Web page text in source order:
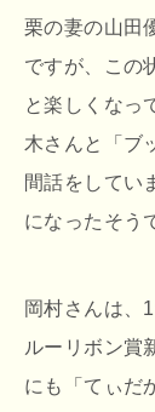
栗の妻の山田
ですが、この
と楽しくなっ
木さんと「ブ
間話をしてい
になったそう
岡村さんは、
ルーリボン賞
にも「てぃだ